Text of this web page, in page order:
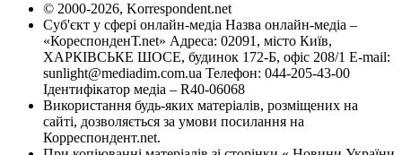
© 2000-2026, Korrespondent.net
Суб'єкт у сфері онлайн-медіа Назва онлайн-медіа –
«КореспонденТ.net» Адреса: 02091, місто Київ,
ХАРКІВСЬКЕ ШОСЕ, будинок 172-Б, офіс 208/1 E-mail:
sunlight@mediadim.com.ua Телефон: 044-205-43-00
Ідентифікатор медіа – R40-06068
Використання будь-яких матеріалів, розміщених на
сайті, дозволяється за умови посилання на
Корреспондент.net.